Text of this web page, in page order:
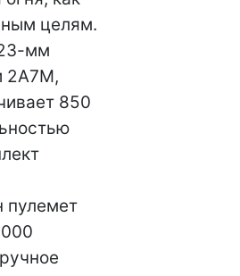
целям.
мм
2А7М,
850
пулемет